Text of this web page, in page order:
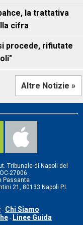
la trattativa
cifra
procede, rifiutate
Altre Notizie »
Tribunale di Napoli del
27006.
Passante
21, 80133 Napoli P.I.
- Chi Siamo
- Linee Guida